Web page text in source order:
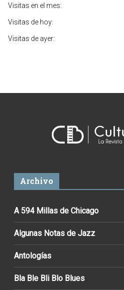
Visitas en el mes:
Visitas de hoy:
Visitas de ayer:
Archivo
A 594 Millas de Chicago
Algunas Notas de Jazz
Antologías
Bla Ble Bli Blo Blues